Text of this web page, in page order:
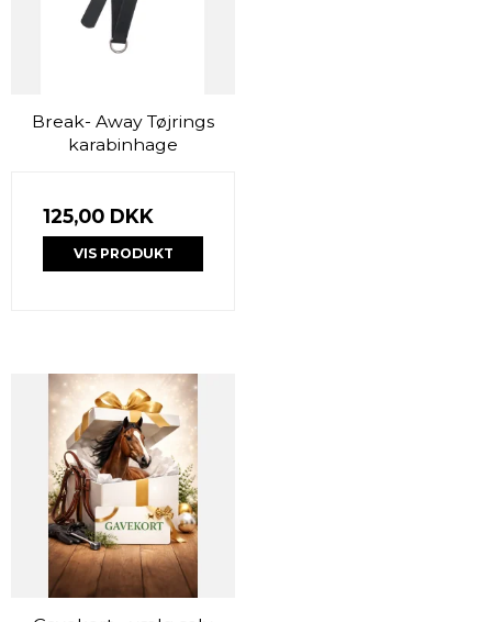
Break- Away Tøjrings
karabinhage
125,00 DKK
VIS PRODUKT